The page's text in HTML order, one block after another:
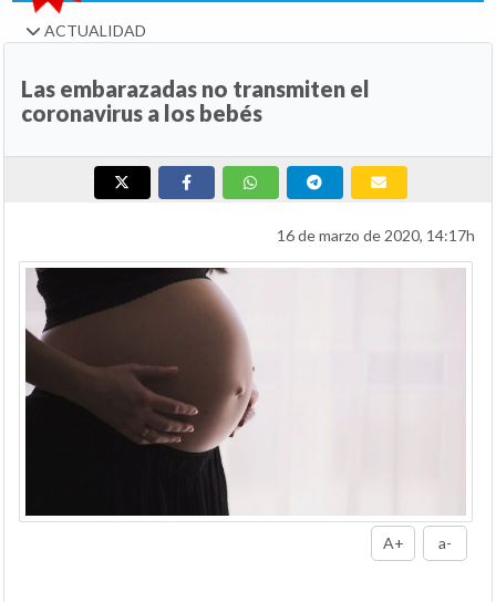
ACTUALIDAD
Las embarazadas no transmiten el
coronavirus a los bebés
16 de marzo de 2020, 14:17h
A+ a-